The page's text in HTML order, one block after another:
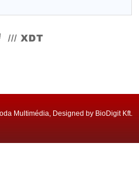
Multimédia, Designed by BioDigit Kft.